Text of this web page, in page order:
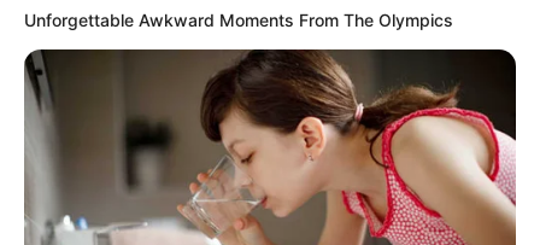
Unforgettable Awkward Moments From The Olympics